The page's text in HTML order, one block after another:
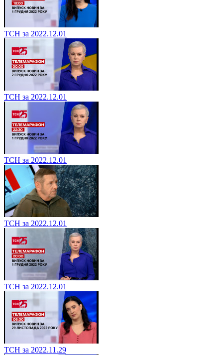
ТСН за 2022.12.01
ТСН за 2022.12.01
ТСН за 2022.12.01
ТСН за 2022.12.01
ТСН за 2022.12.01
ТСН за 2022.11.29